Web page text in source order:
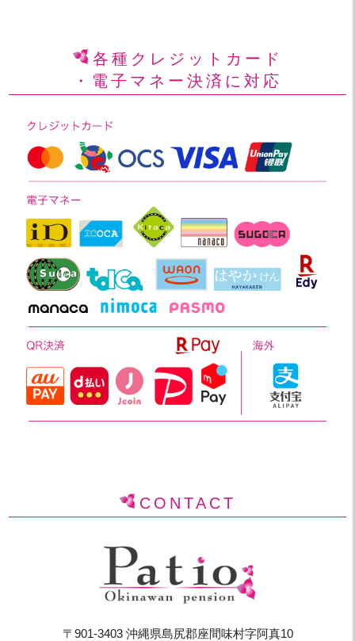
各種クレジットカード
・電子マネー決済に対応
CONTACT
〒901-3403 沖縄県島尻郡座間味村字阿真10